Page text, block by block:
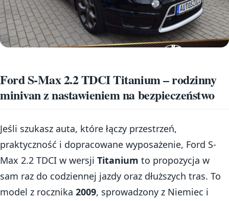
Ford S-Max 2.2 TDCI Titanium – rodzinny
minivan z nastawieniem na bezpieczeństwo
Jeśli szukasz auta, które łączy przestrzeń,
praktyczność i dopracowane wyposażenie, Ford S-
Max 2.2 TDCI w wersji Titanium to propozycja w
sam raz do codziennej jazdy oraz dłuższych tras. To
model z rocznika 2009, sprowadzony z Niemiec i